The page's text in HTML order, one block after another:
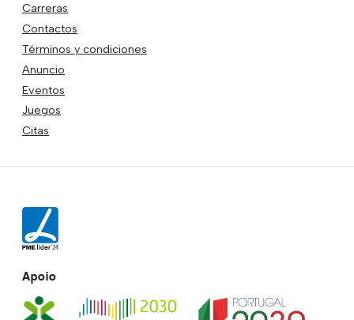
Carreras
Contactos
Términos y condiciones
Anuncio
Eventos
Juegos
Citas
Apoio